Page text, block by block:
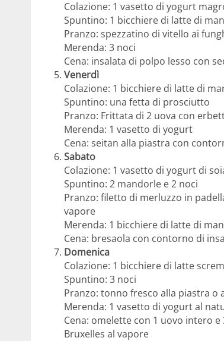
Colazione: 1 vasetto di yogurt
Spuntino: 1 bicchiere di latte di
Pranzo: spezzatino di vitello ai
Merenda: 3 noci
Cena: insalata di polpo lesso con
Venerdì
Colazione: 1 bicchiere di latte di
Spuntino: una fetta di prosciutto
Pranzo: Frittata di 2 uova con
Merenda: 1 vasetto di yogurt
Cena: seitan alla piastra con
Sabato
Colazione: 1 vasetto di yogurt di
Spuntino: 2 mandorle e 2 noci
Pranzo: filetto di merluzzo in
vapore
Merenda: 1 bicchiere di latte di
Cena: bresaola con contorno di
Domenica
Colazione: 1 bicchiere di latte
Spuntino: 3 noci
Pranzo: tonno fresco alla piastra
Merenda: 1 vasetto di yogurt al
Cena: omelette con 1 uovo intero
Bruxelles al vapore